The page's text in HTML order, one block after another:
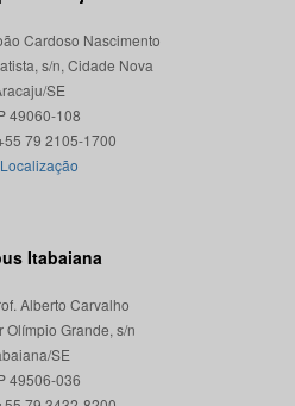
Cardoso Nascimento
s/n, Cidade Nova
SE
49060-108
Localização
Itabaiana
Alberto Carvalho
Olímpio Grande, s/n
SE
49506-036